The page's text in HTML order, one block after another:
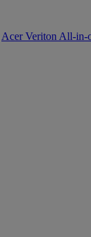
Acer Veriton All-in-